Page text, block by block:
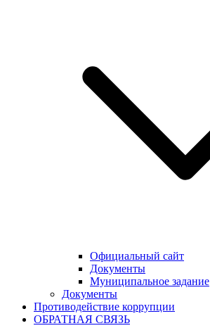
Официальный сайт
Документы
Муниципальное задание
Документы
Противодействие коррупции
ОБРАТНАЯ СВЯЗЬ